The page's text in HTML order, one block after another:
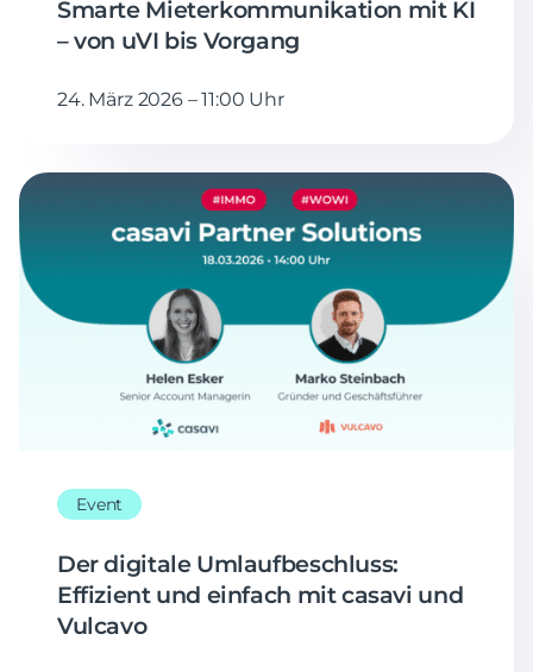
Smarte Mieterkommunikation mit KI
– von uVI bis Vorgang
24. März 2026 – 11:00 Uhr
Event
Der digitale Umlaufbeschluss:
Effizient und einfach mit casavi und
Vulcavo